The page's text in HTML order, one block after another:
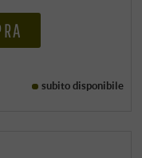
subito disponibile